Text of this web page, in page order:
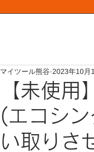
【未使
(エコシ
い取りさ
マイツール熊谷 2023年10月